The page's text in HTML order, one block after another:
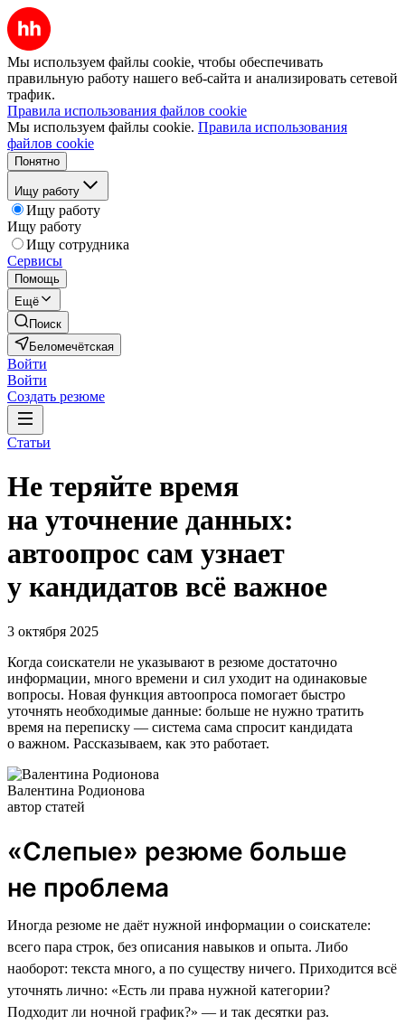
Мы используем файлы cookie, чтобы обеспечивать
правильную работу нашего веб-сайта и анализировать сетевой
трафик.
Правила использования файлов cookie
Мы используем файлы cookie. Правила использования
файлов cookie
Понятно
Ищу работу
Ищу работу
Ищу работу
Ищу сотрудника
Сервисы
Помощь
Ещё
Поиск
Беломечётская
Войти
Войти
Создать резюме
Статьи
Не теряйте время
на уточнение данных:
автоопрос сам узнает
у кандидатов всё важное
3 октября 2025
Когда соискатели не указывают в резюме достаточно
информации, много времени и сил уходит на одинаковые
вопросы. Новая функция автоопроса помогает быстро
уточнять необходимые данные: больше не нужно тратить
время на переписку — система сама спросит кандидата
о важном. Рассказываем, как это работает.
Валентина Родионова
автор статей
«Слепые» резюме больше
не проблема
Иногда резюме не даёт нужной информации о соискателе:
всего пара строк, без описания навыков и опыта. Либо
наоборот: текста много, а по существу ничего. Приходится всё
уточнять лично: «Есть ли права нужной категории?
Подходит ли ночной график?» — и так десятки раз.